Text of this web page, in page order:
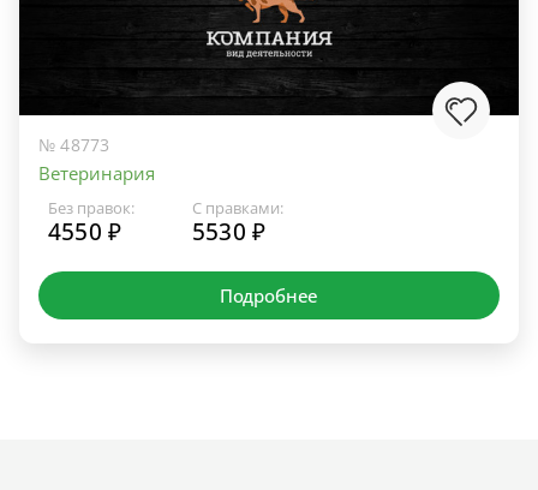
№ 48773
Ветеринария
Без правок:
4550 ₽
С правками:
5530 ₽
Подробнее